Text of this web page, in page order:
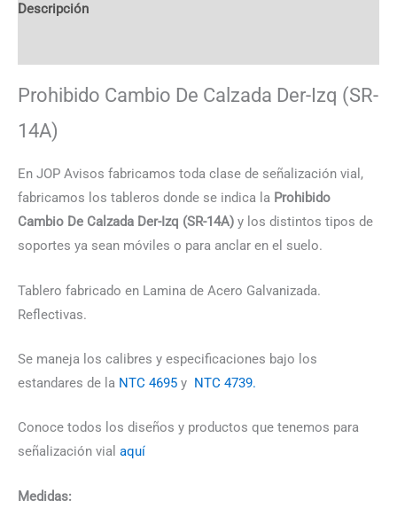
Descripción
Prohibido Cambio De Calzada Der-Izq (SR-
14A)
En JOP Avisos fabricamos toda clase de señalización vial,
fabricamos los tableros donde se indica la Prohibido
Cambio De Calzada Der-Izq (SR-14A) y los distintos tipos de
soportes ya sean móviles o para anclar en el suelo.
Tablero fabricado en Lamina de Acero Galvanizada.
Reflectivas.
Se maneja los calibres y especificaciones bajo los
estandares de la NTC 4695 y NTC 4739.
Conoce todos los diseños y productos que tenemos para
señalización vial aquí
Medidas: